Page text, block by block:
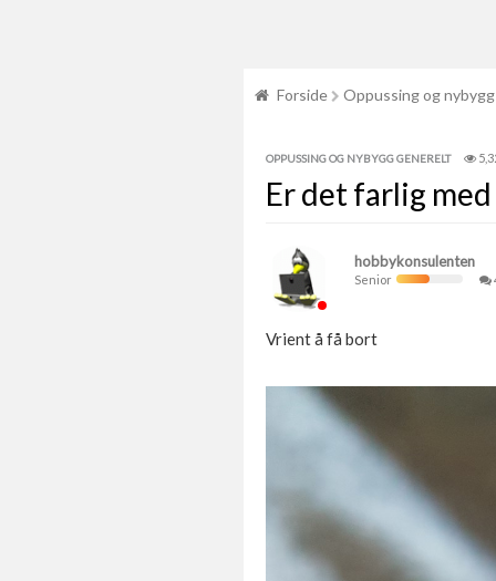
Forside Oppussing og
OPPUSSING OG NYBYGG GENERELT
Er det farlig
hobbykonsulenten
Senior
Vrient å få bort